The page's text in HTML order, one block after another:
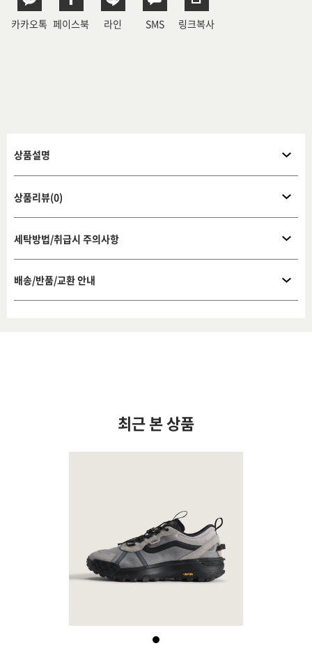
카카오톡 페이스북 라인 SMS 링크복사
상품설명
상품리뷰(0)
세탁방법/취급시 주의사항
배송/반품/교환 안내
최근 본 상품